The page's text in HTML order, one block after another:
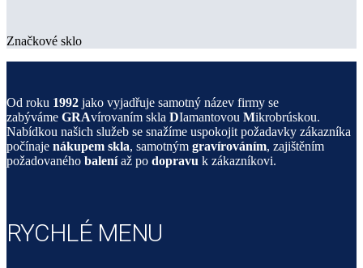
Značkové sklo
Od roku 1992 jako vyjadřuje samotný název firmy se
zabýváme GRAvírovaním skla DIamantovou Mikrobrúskou.
Nabídkou našich služeb se snažíme uspokojit požadavky zákazníka
počínaje nákupem skla, samotným gravírováním, zajištěním
požadovaného baleníaž po dopravu k zákazníkovi.
RYCHLÉ MENU